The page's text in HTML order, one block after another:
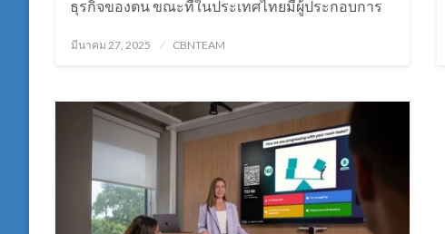
ธุรกิจของตน ขณะที่ในประเทศไทยมีผู้ประกอบการ
Posted
มีนาคม 27, 2025 CBNTEAM